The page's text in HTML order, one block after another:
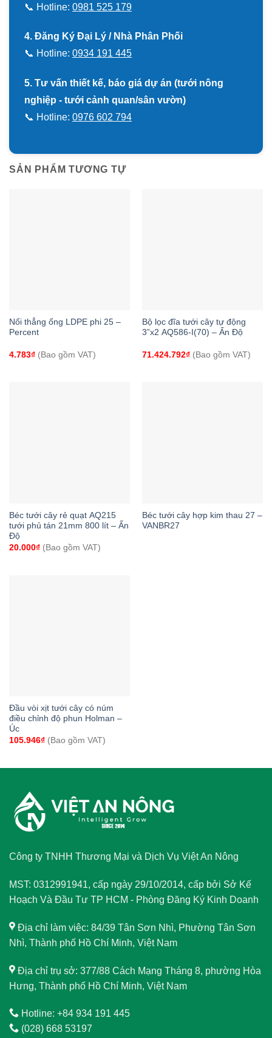
📞 Hotline: 0981 525 179
4. Đăng Ký Đại Lý / Nhà Phân Phối
📞 Hotline: 0934 191 445
5. Tư vấn thiết kế, báo giá dự án (tưới nông
nghiệp - tưới cảnh quan/sân vườn)
📞 Hotline: 0976 602 794
SẢN PHẨM TƯƠNG TỰ
Nối thẳng ống LDPE phi 25 –
Percent
4.783₫(Bao gồm VAT)
Bộ lọc đĩa tưới cây tự động
3”x2 AQ586-I(70) – Ấn Độ
71.424.792₫(Bao gồm VAT)
Béc tưới cây rẻ quạt AQ215
tưới phủ tán 21mm 800 lít – Ấn
Độ
20.000₫(Bao gồm VAT)
Béc tưới cây hợp kim thau 27 –
VANBR27
Đầu vòi xịt tưới cây có núm
điều chỉnh độ phun Holman –
Úc
105.946₫(Bao gồm VAT)
Công ty TNHH Thương Mại và Dịch Vụ Việt An Nông
MST: 0312991941, cấp ngày 29/10/2014, cấp bởi Sở Kế
Hoạch Và Đầu Tư TP HCM - Phòng Đăng Ký Kinh Doanh
Địa chỉ làm việc: 84/39 Tân Sơn Nhì, Phường Tân Sơn
Nhì, Thành phố Hồ Chí Minh, Việt Nam
Địa chỉ trụ sở: 377/88 Cách Mạng Tháng 8, phường Hòa
Hưng, Thành phố Hồ Chí Minh, Việt Nam
Hotline: +84 934 191 445
(028) 668 53197